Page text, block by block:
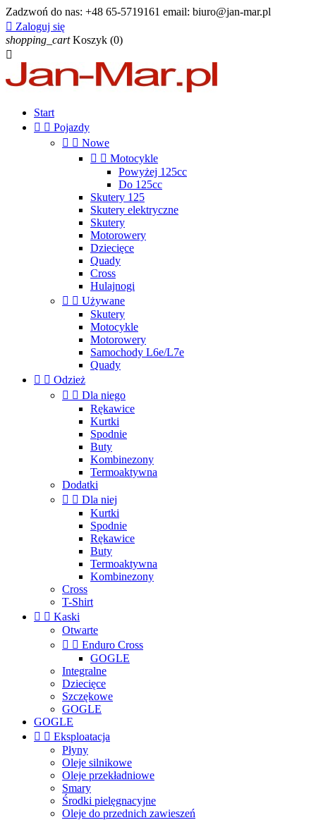
Zadzwoń do nas: +48 65-5719161 email: biuro@jan-mar.pl
 Zaloguj się
shopping_cart Koszyk (0)

Start
  Pojazdy
  Nowe
  Motocykle
Powyżej 125cc
Do 125cc
Skutery 125
Skutery elektryczne
Skutery
Motorowery
Dziecięce
Quady
Cross
Hulajnogi
  Używane
Skutery
Motocykle
Motorowery
Samochody L6e/L7e
Quady
  Odzież
  Dla niego
Rękawice
Kurtki
Spodnie
Buty
Kombinezony
Termoaktywna
Dodatki
  Dla niej
Kurtki
Spodnie
Rękawice
Buty
Termoaktywna
Kombinezony
Cross
T-Shirt
  Kaski
Otwarte
  Enduro Cross
GOGLE
Integralne
Dziecięce
Szczękowe
GOGLE
GOGLE
  Eksploatacja
Płyny
Oleje silnikowe
Oleje przekładniowe
Smary
Środki pielęgnacyjne
Oleje do przednich zawieszeń